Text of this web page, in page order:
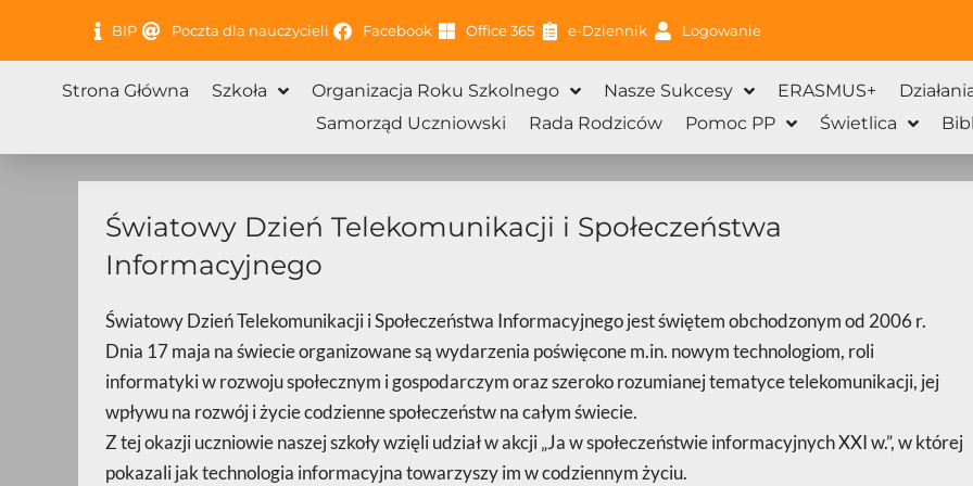
BIP Poczta dla nauczycieli Facebook Office 365 e-Dziennik Logowanie
Strona Główna Szkoła Organizacja Roku Szkolnego Nasze Sukcesy ERASMUS+
Samorząd Uczniowski
Rada Rodziców Pomoc PP Świetlica
Światowy Dzień Telekomunikacji i Społeczeństwa
Informacyjnego
Światowy Dzień Telekomunikacji i Społeczeństwa Informacyjnego jest świętem obchodzonym od 2006 r.
Dnia 17 maja na świecie organizowane są wydarzenia poświęcone m.in. nowym technologiom, roli
informatyki w rozwoju społecznym i gospodarczym oraz szeroko rozumianej tematyce telekomunikacji, jej
wpływu na rozwój i życie codzienne społeczeństw na całym świecie.
Z tej okazji uczniowie naszej szkoły wzięli udział w akcji „Ja w społeczeństwie informacyjnych XXI w.”, w której
pokazali jak technologia informacyjna towarzyszy im w codziennym życiu.